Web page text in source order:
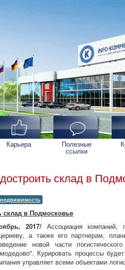
Карьера Полезные
ссылки
склад в
в Подмосковье
2017/ Ассоциация
а также его партнерам,
новой части
Курировать процессы
управляет всеми объектами